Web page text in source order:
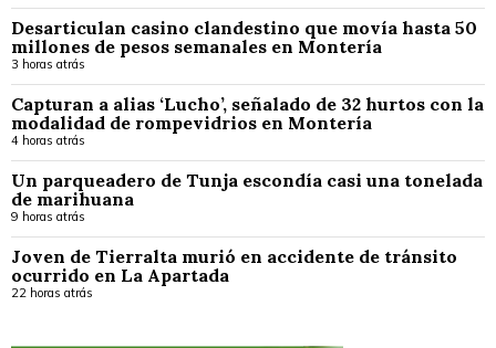
Desarticulan casino clandestino que movía hasta 50
millones de pesos semanales en Montería
3 horas atrás
Capturan a alias ‘Lucho’, señalado de 32 hurtos con la
modalidad de rompevidrios en Montería
4 horas atrás
Un parqueadero de Tunja escondía casi una tonelada
de marihuana
9 horas atrás
Joven de Tierralta murió en accidente de tránsito
ocurrido en La Apartada
22 horas atrás